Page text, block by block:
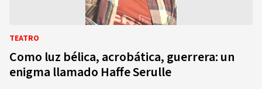
TEATRO
Como luz bélica, acrobática, guerrera: un
enigma llamado Haffe Serulle